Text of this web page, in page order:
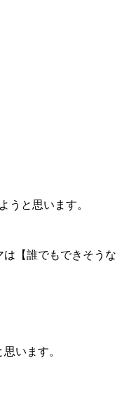
うと思います。
【誰でもできそうな
います。